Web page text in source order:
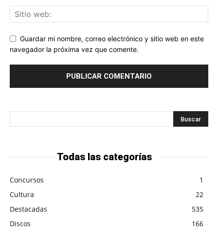
Guardar mi nombre, correo electrónico y sitio web en este
navegador la próxima vez que comente.
Todas las categorías
Concursos
1
Cultura
22
Destacadas
535
Discos
166